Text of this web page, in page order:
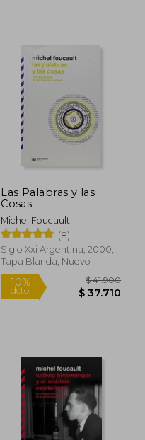
10%
dcto.
Las Palabras y las
Cosas
Michel Foucault
(8)
Siglo Xxi Argentina, 2000,
Tapa Blanda, Nuevo